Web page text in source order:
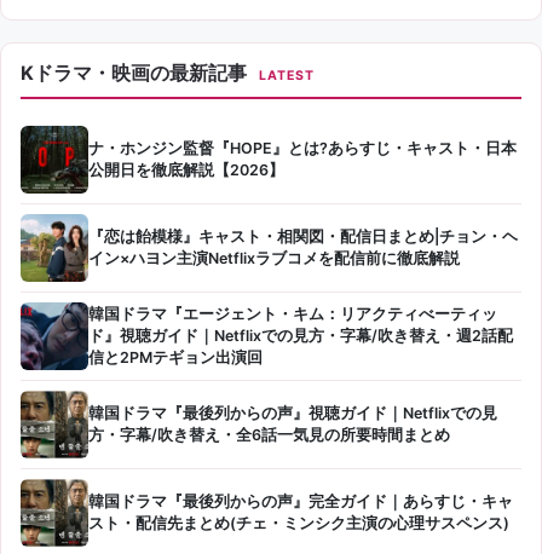
Kドラマ・映画の最新記事 LATEST
ナ・ホンジン監督『HOPE』とは?あらすじ・キャスト・日本
公開日を徹底解説【2026】
『恋は飴模様』キャスト・相関図・配信日まとめ|チョン・ヘ
イン×ハヨン主演Netflixラブコメを配信前に徹底解説
韓国ドラマ『エージェント・キム：リアクティべーティッ
ド』視聴ガイド｜Netflixでの見方・字幕/吹き替え・週2話配
信と2PMテギョン出演回
韓国ドラマ『最後列からの声』視聴ガイド｜Netflixでの見
方・字幕/吹き替え・全6話一気見の所要時間まとめ
韓国ドラマ『最後列からの声』完全ガイド｜あらすじ・キャ
スト・配信先まとめ(チェ・ミンシク主演の心理サスペンス)